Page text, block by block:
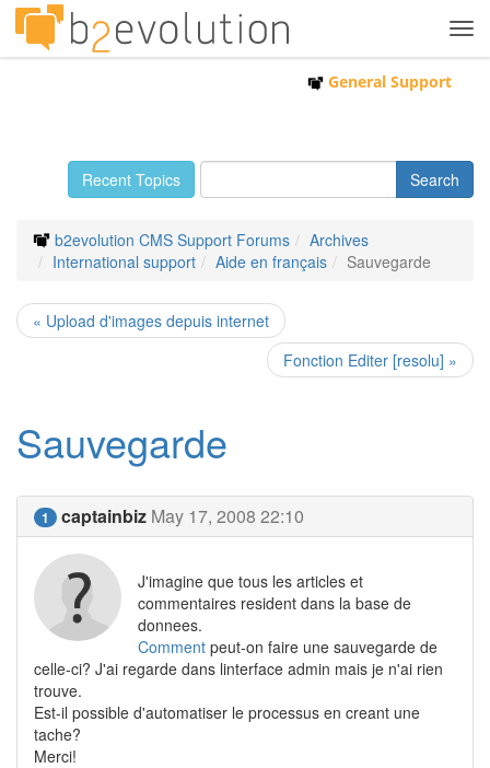
General Support
Recent Topics
b2evolution CMS Support Forums
Archives
International support
Aide en français Sauvegarde
« Upload d'images depuis internet
Fonction Editer [resolu] »
Sauvegarde
1 captainbiz May 17, 2008 22:10
J'imagine que tous les articles et
commentaires resident dans la base de
donnees.
Comment peut-on faire une sauvegarde de
celle-ci? J'ai regarde dans linterface admin mais je n'ai rien
trouve.
Est-il possible d'automatiser le processus en creant une
tache?
Merci!